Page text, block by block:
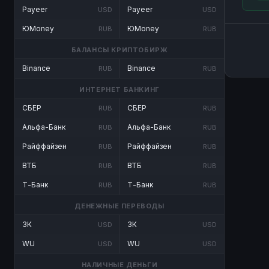
Payeer USD
ЮMoney RUB
Payeer USD
ЮMoney RUB
БАЛАНСЫ КРИПТОБИРЖ
Binance RUB Binance RUB
ИНТЕРНЕТ БАНКИНГ
СБЕР RUB
Альфа-Банк RUB
Райффайзен RUB
ВТБ RUB
Т-Банк RUB
СБЕР RUB
Альфа-Банк RUB
Райффайзен RUB
ВТБ RUB
Т-Банк RUB
ДЕНЕЖНЫЕ ПЕРЕВОДЫ
ЗК USD
WU USD
ЗК USD
WU USD
НАЛИЧНЫЕ ДЕНЬГИ